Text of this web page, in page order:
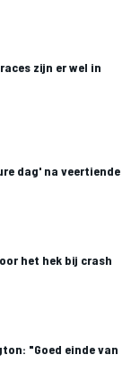
zijn er wel in
dag' na veertiende
het hek bij crash
"Goed einde van